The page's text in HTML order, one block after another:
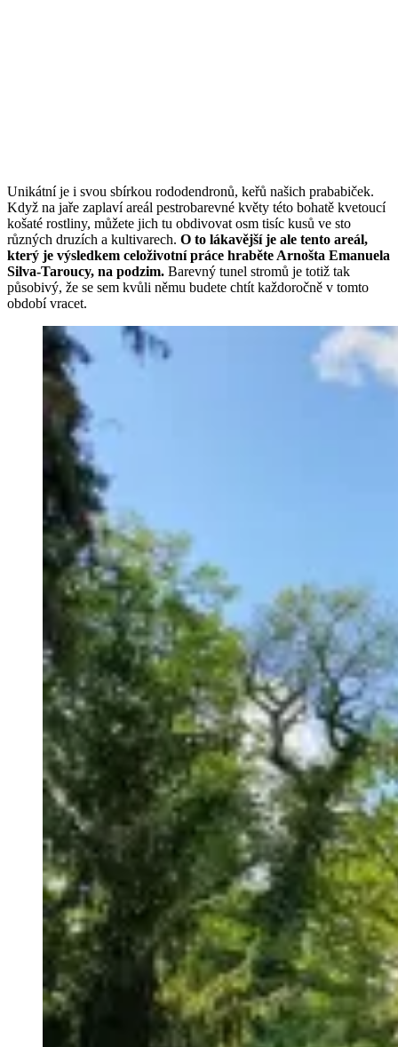
Unikátní je i svou sbírkou rododendronů, keřů našich prababiček.
Když na jaře zaplaví areál pestrobarevné květy této bohatě kvetoucí
košaté rostliny, můžete jich tu obdivovat osm tisíc kusů ve sto
různých druzích a kultivarech. O to lákavější je ale tento areál,
který je výsledkem celoživotní práce hraběte Arnošta Emanuela
Silva-Taroucy, na podzim. Barevný tunel stromů je totiž tak
působivý, že se sem kvůli němu budete chtít každoročně v tomto
období vracet.